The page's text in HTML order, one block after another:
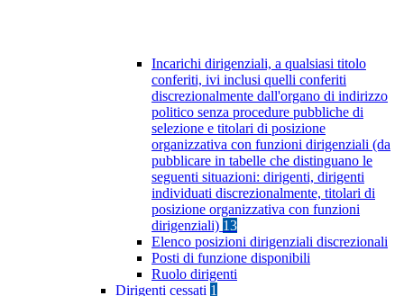
Incarichi dirigenziali, a qualsiasi titolo
conferiti, ivi inclusi quelli conferiti
discrezionalmente dall'organo di indirizzo
politico senza procedure pubbliche di
selezione e titolari di posizione
organizzativa con funzioni dirigenziali (da
pubblicare in tabelle che distinguano le
seguenti situazioni: dirigenti, dirigenti
individuati discrezionalmente, titolari di
posizione organizzativa con funzioni
dirigenziali) 13
Elenco posizioni dirigenziali discrezionali
Posti di funzione disponibili
Ruolo dirigenti
Dirigenti cessati 1